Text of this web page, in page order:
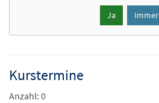
Ja Immer
Kurstermine
Anzahl: 0